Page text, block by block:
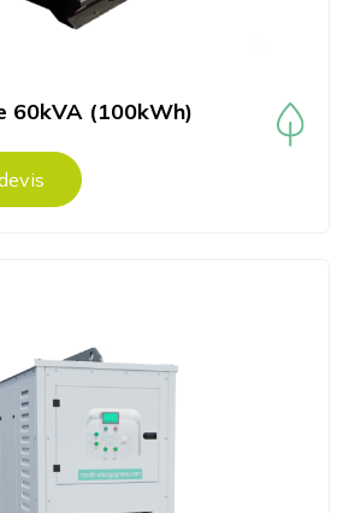
60kVA (100kWh)